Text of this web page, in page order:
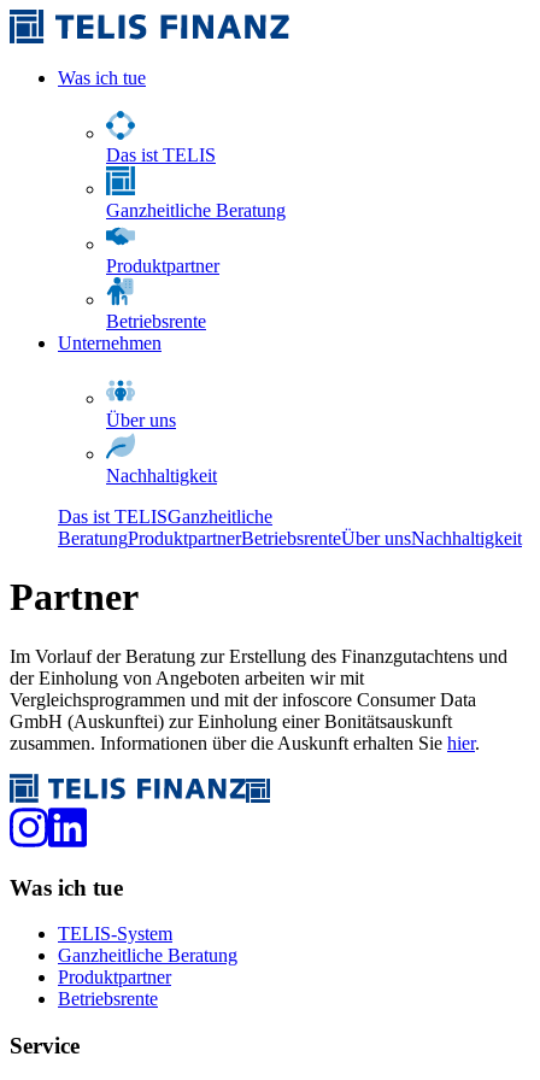
Was ich tue
Das ist TELIS
Ganzheitliche Beratung
Produktpartner
Betriebsrente
Unternehmen
Über uns
Nachhaltigkeit
Das ist TELISGanzheitliche
BeratungProduktpartnerBetriebsrenteÜber unsNachhaltigkeit
Partner
Im Vorlauf der Beratung zur Erstellung des Finanzgutachtens und
der Einholung von Angeboten arbeiten wir mit
Vergleichsprogrammen und mit der infoscore Consumer Data
GmbH (Auskunftei) zur Einholung einer Bonitätsauskunft
zusammen. Informationen über die Auskunft erhalten Sie hier.
Was ich tue
TELIS-System
Ganzheitliche Beratung
Produktpartner
Betriebsrente
Service